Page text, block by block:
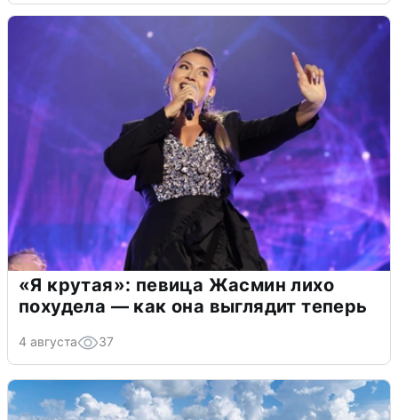
«Я крутая»: певица Жасмин лихо
похудела — как она выглядит теперь
4 августа 37